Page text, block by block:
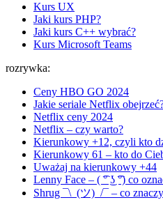
Kurs UX
Jaki kurs PHP?
Jaki kurs C++ wybrać?
Kurs Microsoft Teams
rozrywka:
Ceny HBO GO 2024
Jakie seriale Netflix
Netflix ceny 2024
Netflix – czy warto?
Kierunkowy +12, czyli kto
Kierunkowy 61 – kto do
Uważaj na kierunkowy +44
Lenny Face – ( ͡° ͜ʖ ͡°) co
Shrug ¯\_(ツ)_/¯ – co